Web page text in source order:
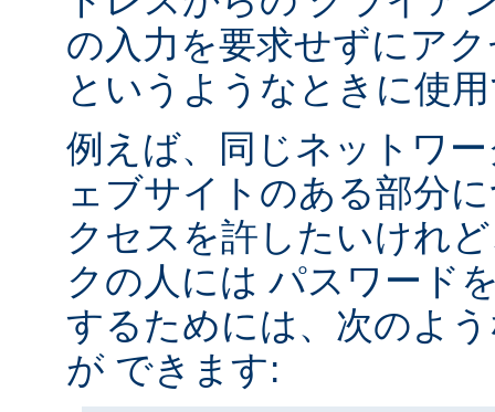
の入力を要求せずにア
というようなときに使
例えば、同じネットワ
ェブサイトのある部分
クセスを許したいけれ
クの人には パスワード
するためには、次のよ
が できます: